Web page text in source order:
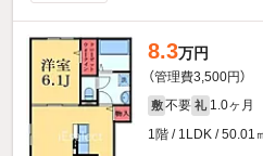
8.3万円
（管理費3,500円）
敷 不要 礼 1.0ヶ月
1階 / 1LDK / 50.01